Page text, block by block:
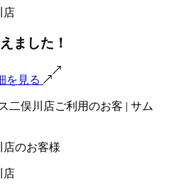
店
ました！
を見る
店のお客様
店